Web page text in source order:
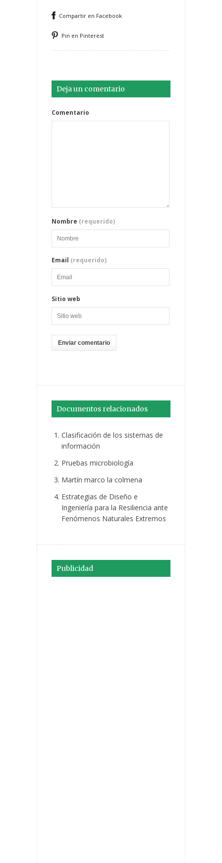
Compartir en Facebook
Pin en Pinterest
Deja un comentario
Comentario
Nombre (requerido)
Email (requerido)
Sitio web
Documentos relacionados
Clasificación de los sistemas de
información
Pruebas microbiología
Martín marco la colmena
Estrategias de Diseño e
Ingeniería para la Resiliencia ante
Fenómenos Naturales Extremos
Publicidad